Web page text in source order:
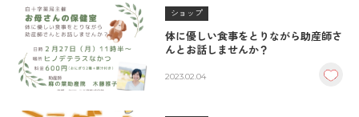
ショップ
体に優しい食事をとりながら助産師さ
んとお話しませんか？
2023.02.04